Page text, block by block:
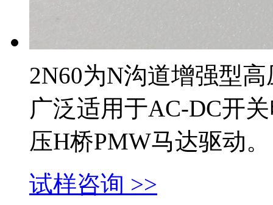
2N60为N沟道增强型
广泛适用于AC-DC开
压H桥PMW马达驱动。
试样咨询 >>